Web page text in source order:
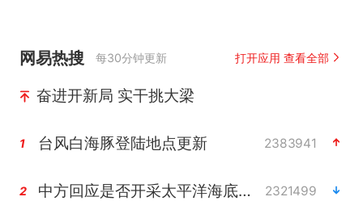
网易热搜 每30分钟更新 打开应用 查看全部
奋进开新局 实干挑大梁
1 台风白海豚登陆地点更新 2383941
2 中方回应是否开采太平洋海底稀土资源 2321499